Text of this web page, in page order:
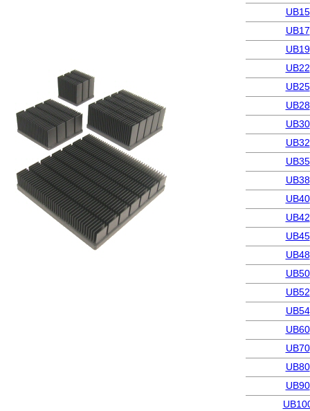
UB15
UB17
UB19
UB22
UB25
UB28
UB30
UB32
UB35
UB38
UB40
UB42
UB45
UB48
UB50
UB52
UB54
UB60
UB70
UB80
UB90